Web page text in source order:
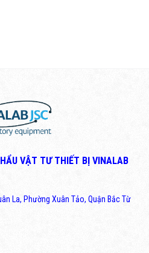
VẬT TƯ THIẾT BỊ VINALAB
La, Phường Xuân Tảo, Quận Bắc Từ